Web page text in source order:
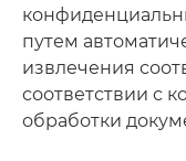
путем
извлечения
соответствии с
обработки